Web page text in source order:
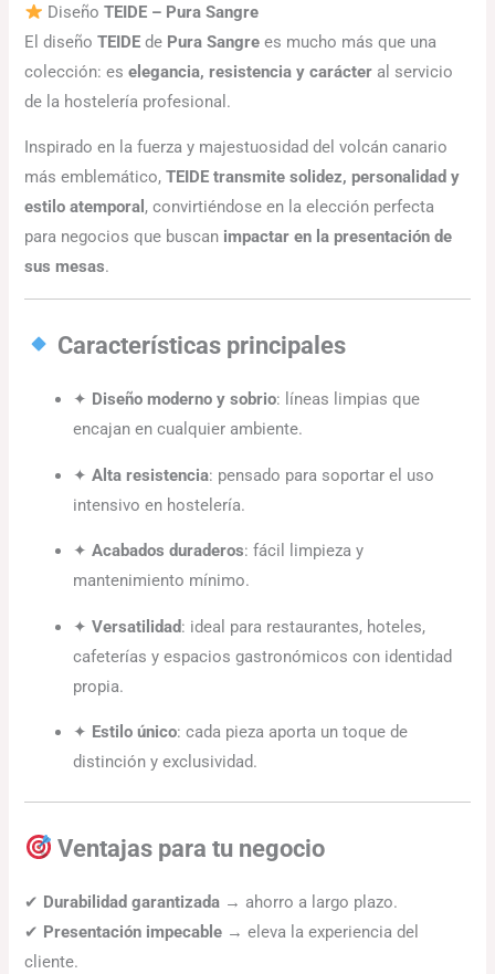
DiseñoTEIDE – Pura Sangre
El diseñoTEIDE de Pura Sangre es mucho más que una
colección: eselegancia, resistencia y carácter al servicio
de la hostelería profesional.
Inspirado en la fuerza y majestuosidad del volcán canario
más emblemático,TEIDE transmite solidez, personalidad y
estilo atemporal , convirtiéndose en la elección perfecta
para negocios que buscan impactar en la presentación de
sus mesas.
Características principales
✦ Diseño moderno y sobrio: líneas limpias que
encajan en cualquier ambiente.
✦Alta resistencia: pensado para soportar el uso
intensivo en hostelería.
✦Acabados duraderos: fácil limpieza y
mantenimiento mínimo.
✦Versatilidad: ideal para restaurantes, hoteles,
cafeterías y espacios gastronómicos con identidad
propia.
✦ Estilo único: cada pieza aporta un toque de
distinción y exclusividad.
Ventajas para tu negocio
✔ Durabilidad garantizada → ahorro a largo plazo.
✔ Presentación impecable → eleva la experiencia del
cliente.